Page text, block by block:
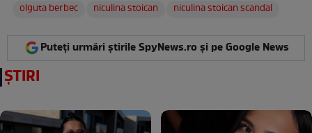
olguta berbec
niculina stoican niculina stoican scandal
Puteți urmări știrile SpyNews.ro și pe Google News
ȘTIRI